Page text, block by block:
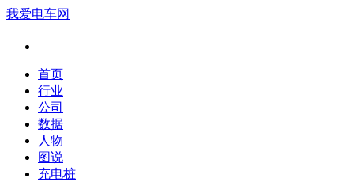
我爱电车网
首页
行业
公司
数据
人物
图说
充电桩